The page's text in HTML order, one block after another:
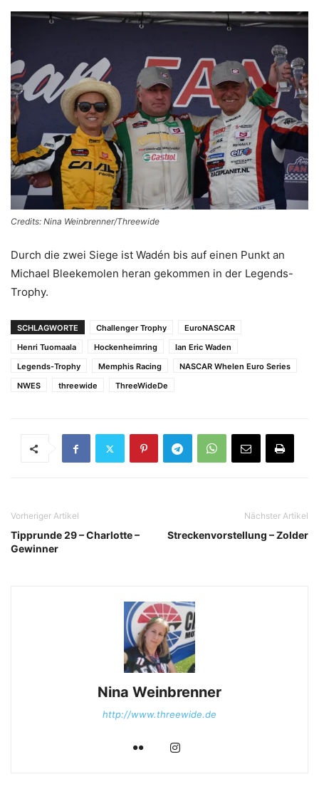
Credits: Nina Weinbrenner/Threewide
Durch die zwei Siege ist Wadén bis auf einen Punkt an
Michael Bleekemolen heran gekommen in der Legends-
Trophy.
SCHLAGWORTE Challenger Trophy
EuroNASCAR
Henri Tuomaala
Hockenheimring
Ian Eric Waden
Legends-Trophy
Memphis Racing
NASCAR Whelen Euro Series
NWES
threewide ThreeWideDe
Vorheriger Artikel
Tipprunde 29 – Charlotte –
Gewinner
Nächster Artikel
Streckenvorstellung – Zolder
Nina Weinbrenner
http://www.threewide.de